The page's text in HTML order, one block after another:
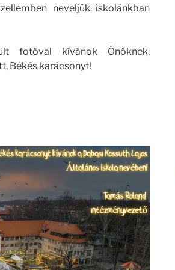
neveljük iskolánkban
fotóval kívánok Önöknek,
Békés karácsonyt!